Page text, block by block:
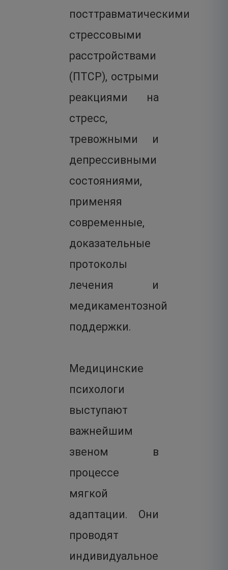
посттравматическими
стрессовыми
расстройствами
(ПТСР), острыми
реакциями на
стресс,
тревожными и
депрессивными
состояниями,
применяя
современные,
доказательные
протоколы
лечения и
медикаментозной
поддержки.
Медицинские
психологи
выступают
важнейшим
звеном в
процессе
мягкой
адаптации. Они
проводят
индивидуальное